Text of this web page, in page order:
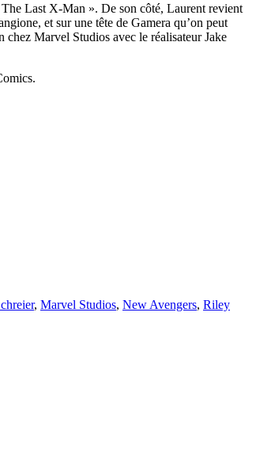
Last X-Man ». De son côté, Laurent revient
et sur une tête de Gamera qu’on peut
Marvel Studios avec le réalisateur Jake
, Marvel Studios, New Avengers, Riley